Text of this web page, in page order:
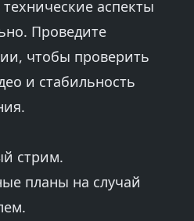
аспекты
Проведите
чтобы проверить
и стабильность
стрим.
планы на случай